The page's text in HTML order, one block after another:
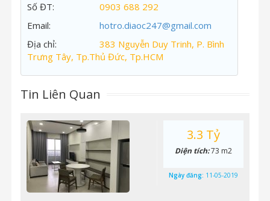
Số ĐT:
0903 688 292
Email:
hotro.diaoc247@gmail.com
Địa chỉ:
383 Nguyễn Duy Trinh, P. Bình
Trưng Tây, Tp.Thủ Đức, Tp.HCM
Tin Liên Quan
3.3 Tỷ
Diện tích:73 m2
Ngày đăng: 11-05-2019